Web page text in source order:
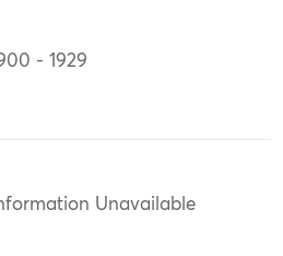
- 1929
Unavailable